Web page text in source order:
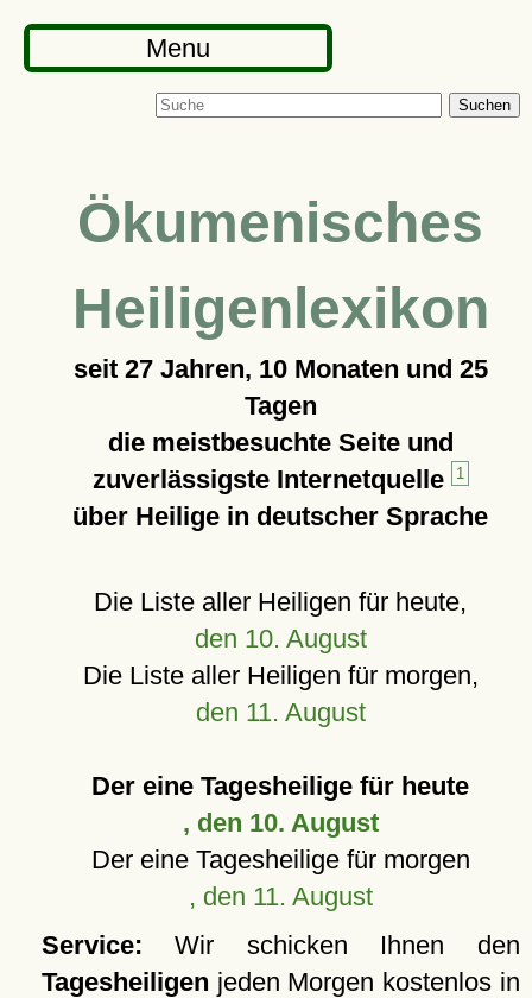
Menu
Suchen
Ökumenisches
Heiligenlexikon
seit 27 Jahren, 10 Monaten und 25
Tagen
die meistbesuchte Seite und
zuverlässigste Internetquelle
1
über Heilige in deutscher Sprache
Die Liste aller Heiligen für heute,
den 10. August
Die Liste aller Heiligen für morgen,
den 11. August
Der eine Tagesheilige für heute
, den 10. August
Der eine Tagesheilige für morgen
, den 11. August
Service: Wir schicken Ihnen den
Tagesheiligen jeden Morgen kostenlos in